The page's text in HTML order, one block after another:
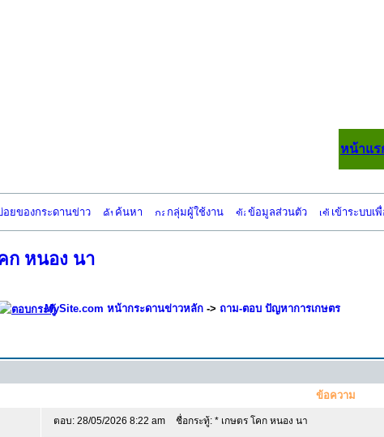
หน้าแร
ยของกระดานข่าว ค้นหา กลุ่มผู้ใช้งาน ข้อมูลส่วนตัว เข้าระบบ
ก หนอง นา
MySite.com หน้ากระดานข่าวหลัก -> ถาม-ตอบ ปัญหาการเกษตร
ข้อความ
ตอบ: 28/05/2026 8:22 am ชื่อกระทู้: * เกษตร โคก หนอง นา